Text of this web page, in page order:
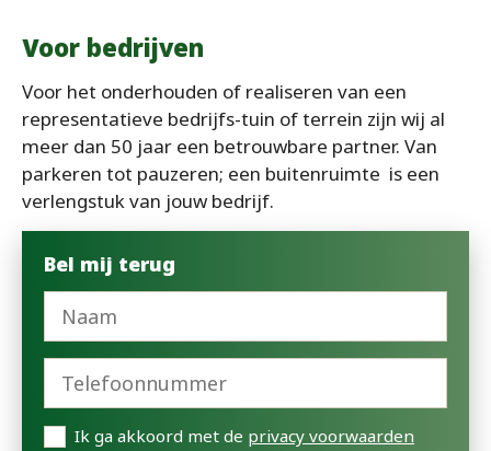
Voor bedrijven
Voor het onderhouden of realiseren van een
representatieve bedrijfs-tuin of terrein zijn wij al
meer dan 50 jaar een betrouwbare partner. Van
parkeren tot pauzeren; een buitenruimte is een
verlengstuk van jouw bedrijf.
Bel mij terug
Ik ga akkoord met de privacy voorwaarden